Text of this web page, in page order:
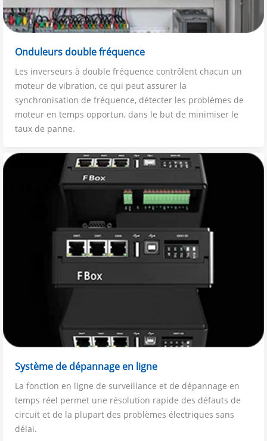
Onduleurs double fréquence
Les inverseurs à double fréquence contrôlent chacun un
moteur de vibration, ce qui peut assurer la
synchronisation de fréquence, détecter les problèmes de
moteur en temps opportun, dans le but de minimiser le
taux de panne.
Système de dépannage en ligne
La fonction en ligne de surveillance et de dépannage en
temps réel permet une résolution rapide des défauts de
circuit et de la plupart des problèmes électriques sans
délai.